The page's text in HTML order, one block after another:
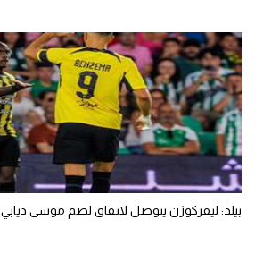
بيلد: ليفركوزن يتوصل لاتفاق لضم موسى ديابي